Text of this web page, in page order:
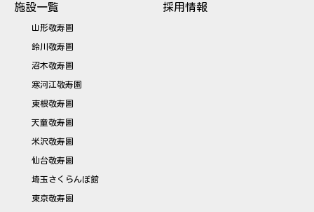
施設一覧
山形敬寿園
鈴川敬寿園
沼木敬寿園
寒河江敬寿園
東根敬寿園
天童敬寿園
米沢敬寿園
仙台敬寿園
埼玉さくらんぼ館
東京敬寿園
採用情報